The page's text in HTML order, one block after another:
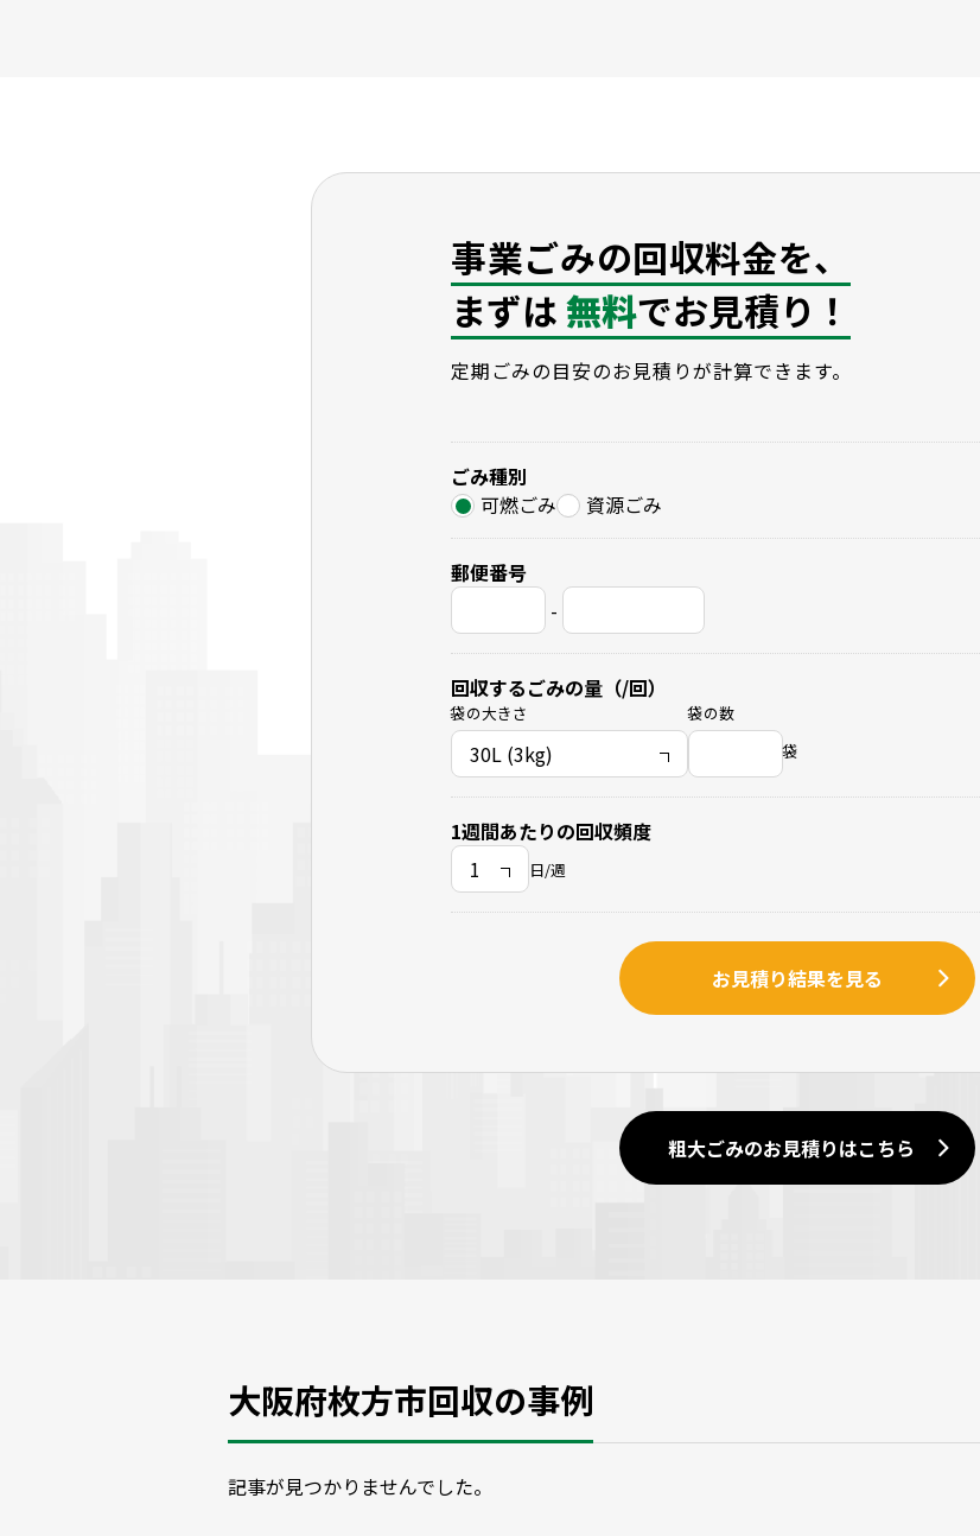
事業ごみの回収料金を、
まずは無料でお見積り！
定期ごみの目安のお見積りが計算できます。
ごみ種別
可燃ごみ
資源ごみ
郵便番号
-
回収するごみの量（/回）
袋の大きさ
袋の数
袋
1週間あたりの回収頻度
日/週
お見積り結果を見る
粗大ごみのお見積りはこちら
大阪府枚方市回収の事例
記事が見つかりませんでした。